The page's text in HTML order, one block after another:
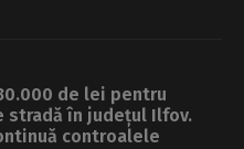
de lei pentru
stradă în județul Ilfov.
controalele